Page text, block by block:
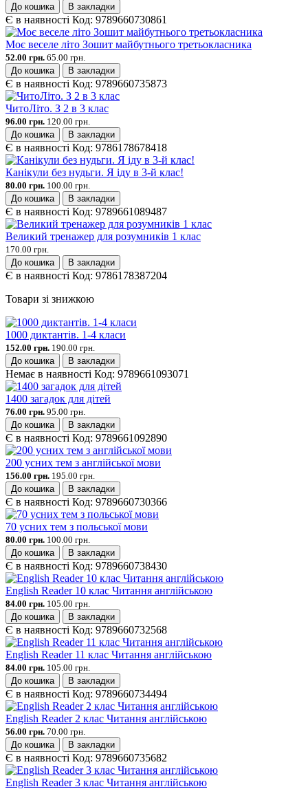
До кошика
В закладки
Є в наявності Код: 9789660730861
Моє веселе літо Зошит майбутнього третьокласника
52.00 грн. 65.00 грн.
До кошика
В закладки
Є в наявності Код: 9789660735873
ЧитоЛіто. З 2 в 3 клас
96.00 грн. 120.00 грн.
До кошика
В закладки
Є в наявності Код: 9786178678418
Канікули без нудьги. Я іду в 3-й клас!
80.00 грн. 100.00 грн.
До кошика
В закладки
Є в наявності Код: 9789661089487
Великий тренажер для розумників 1 клас
170.00 грн.
До кошика
В закладки
Є в наявності Код: 9786178387204
Товари зі знижкою
1000 диктантів. 1-4 класи
152.00 грн. 190.00 грн.
До кошика
В закладки
Немає в наявності Код: 9789661093071
1400 загадок для дітей
76.00 грн. 95.00 грн.
До кошика
В закладки
Є в наявності Код: 9789661092890
200 усних тем з англійської мови
156.00 грн. 195.00 грн.
До кошика
В закладки
Є в наявності Код: 9789660730366
70 усних тем з польської мови
80.00 грн. 100.00 грн.
До кошика
В закладки
Є в наявності Код: 9789660738430
English Reader 10 клас Читання англійською
84.00 грн. 105.00 грн.
До кошика
В закладки
Є в наявності Код: 9789660732568
English Reader 11 клас Читання англійською
84.00 грн. 105.00 грн.
До кошика
В закладки
Є в наявності Код: 9789660734494
English Reader 2 клас Читання англійською
56.00 грн. 70.00 грн.
До кошика
В закладки
Є в наявності Код: 9789660735682
English Reader 3 клас Читання англійською